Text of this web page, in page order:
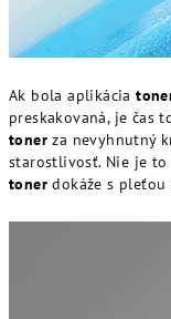
Ak bola aplikácia
preskakovaná, je čas
toner za nevyhnutný
starostlivosť. Nie je to
toner dokáže s pleťou